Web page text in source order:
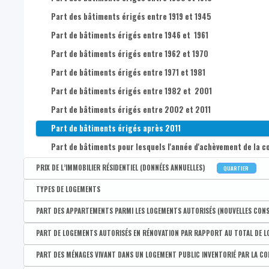
Prix médian des maisons 2 ou 3 façades
Prix médian des maisons 4 façades
Premier quartile du prix tous logements confondus
Premier quartile du prix des appartements
Premier quartile du prix des maisons (tous types confondus)
Premier quartile du prix des maisons 2 ou 3 façades
Premier quartile du prix des maisons 4 façades
Troisième quartile du prix tous logements confondus
Troisième quartile du prix des appartements
Troisième quartile du prix des maisons (tous types
Troisième quartile du prix des maisons 2 ou 3 façades
Troisième quartile du prix des maisons 4 façades
Nombre de transactions tous logements confondus
Nombre de transactions des appartements
Part des bâtiments érigés entre 1919 et 1945
Part de bâtiments érigés entre 1946 et 1961
Part de bâtiments érigés entre 1962 et 1970
Part de bâtiments érigés entre 1971 et 1981
Part de bâtiments érigés entre 1982 et 2001
Part de bâtiments érigés entre 2002 et 2011
Part de bâtiments érigés après 2011
Part de bâtiments pour lesquels l'année d'achèvement de la
PRIX DE L’IMMOBILIER RÉSIDENTIEL (DONNÉES ANNUELLES) QUARTIER
Disponible par :Commune - Arrondissement - Province - Quartier
Prix médian tous logements confondus
Prix médian des appartements
Prix médian des maisons (tous types confondus)
Prix médian des maisons 2 ou 3 façades
TYPES DE LOGEMENTS
Disponible par :Commune - Arrondissement - Province - Bassin EFE - Zone de
Part de buildings et immeubles à appartements parmi les
Part de maisons de type fermés parmi les logements
Part de maisons de type demi-fermé s parmi les logements
PART DES APPARTEMENTS PARMI LES LOGEMENTS AUTORISÉS (NOUVELLES
Disponible par :Commune - Arrondissement - Province - Bassin EFE - Zone de
Part d'appartements parmi les logements autorisés
PART DE LOGEMENTS AUTORISÉS EN RÉNOVATION PAR RAPPORT AU TOTAL DE
Disponible par :Commune - Arrondissement - Province - Bassin EFE - Zone de
PART DES MÉNAGES VIVANT DANS UN LOGEMENT PUBLIC INVENTORIÉ PAR LA